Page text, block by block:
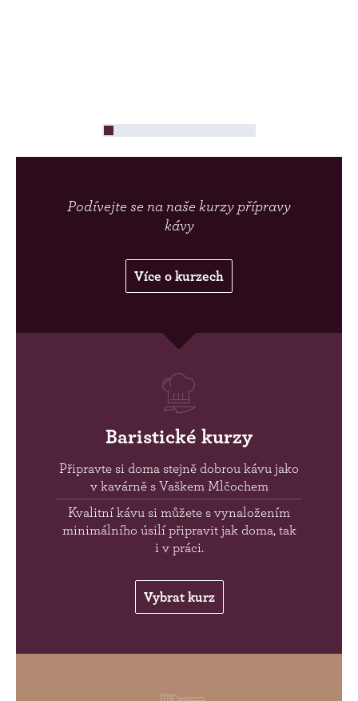
Podívejte se na naše kurzy přípravy
kávy
Více o kurzech
Baristické kurzy
Připravte si doma stejně dobrou kávu jako
v kavárně s Vaškem Mlčochem
Kvalitní kávu si můžete s vynaložením
minimálního úsilí připravit jak doma, tak
i v práci.
Vybrat kurz